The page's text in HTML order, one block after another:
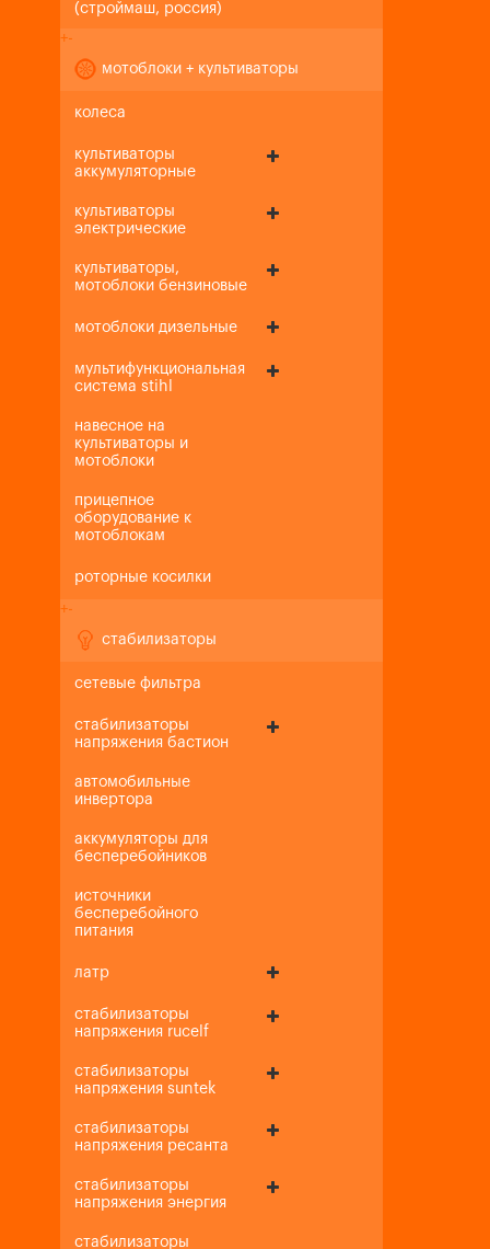
(строймаш, россия)
+-
мотоблоки + культиваторы
колеса
культиваторы
аккумуляторные
культиваторы
электрические
культиваторы,
мотоблоки бензиновые
мотоблоки дизельные
мультифункциональная
система stihl
навесное на
культиваторы и
мотоблоки
прицепное
оборудование к
мотоблокам
роторные косилки
+-
стабилизаторы
сетевые фильтра
стабилизаторы
напряжения бастион
автомобильные
инвертора
аккумуляторы для
бесперебойников
источники
бесперебойного
питания
латр
стабилизаторы
напряжения rucelf
стабилизаторы
напряжения suntek
стабилизаторы
напряжения ресанта
стабилизаторы
напряжения энергия
стабилизаторы